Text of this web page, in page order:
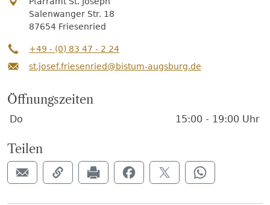
Salenwanger Str. 18
87654 Friesenried
+49 - (0) 83 47 - 2 24
st.josef.friesenried@bistum-augsburg.de
Öffnungszeiten
Wochentage / Monate
Öffnungszeiten / Hinweise
Do 15:00 - 19:00 Uhr
Teilen